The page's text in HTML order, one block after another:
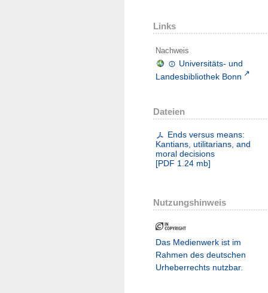
Links
Nachweis
Universitäts- und
Landesbibliothek Bonn
Dateien
Ends versus means:
Kantians, utilitarians, and
moral decisions
[PDF 1.24 mb]
Nutzungshinweis
Das Medienwerk ist im
Rahmen des deutschen
Urheberrechts nutzbar.